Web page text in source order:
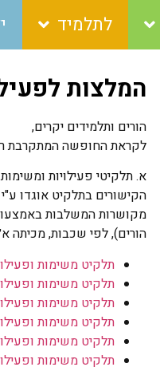
לתלמיד
המלצות
הורים ותלמידים יקרים,
לקראת החופשה המתקרבת
א. תלקיטי פעילויות
הקישורים בתלקיט אוגדו
מקושרות המשלבות
הורים), לפי שכבות, מכיתה
תלקיט משימות
תלקיט משימות
תלקיט משימות
תלקיט משימות
תלקיט משימות
תלקיט משימות